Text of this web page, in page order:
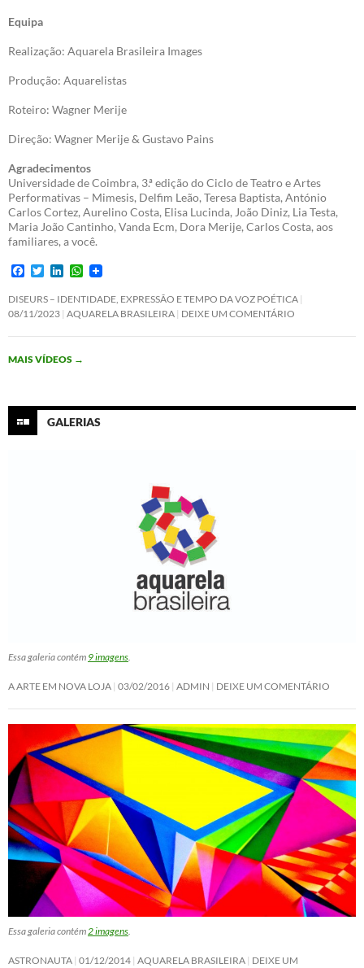
Equipa
Realização: Aquarela Brasileira Images
Produção: Aquarelistas
Roteiro: Wagner Merije
Direção: Wagner Merije & Gustavo Pains
Agradecimentos
Universidade de Coimbra, 3.ª edição do Ciclo de Teatro e Artes
Performativas – Mimesis, Delfim Leão, Teresa Baptista, António
Carlos Cortez, Aurelino Costa, Elisa Lucinda, João Diniz, Lia Testa,
Maria João Cantinho, Vanda Ecm, Dora Merije, Carlos Costa, aos
familiares, a você.
F
c
e
o
k
T
i
t
e
n
k
d
n
W
a
t
A
DISEURS – IDENTIDADE, EXPRESSÃO E TEMPO DA VOZ POÉTICA
08/11/2023 AQUARELA BRASILEIRA DEIXE UM COMENTÁRIO
MAIS VÍDEOS →
GALERIAS
Essa galeria contém 9 imagens.
A ARTE EM NOVA LOJA 03/02/2016 ADMIN DEIXE UM COMENTÁRIO
Essa galeria contém2 imagens.
ASTRONAUTA 01/12/2014 AQUARELA BRASILEIRA DEIXE UM